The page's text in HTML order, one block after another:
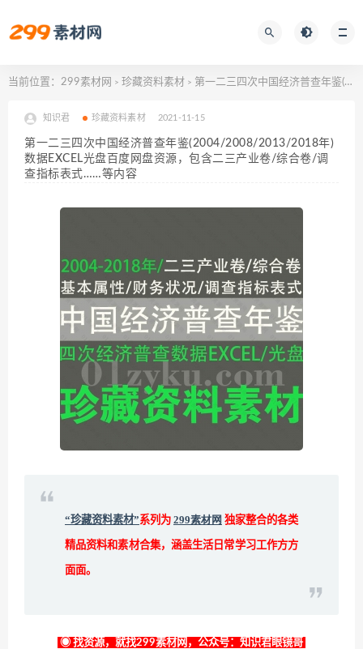
当前位置： 299素材网 > 珍藏资料素材 > 第一二三四次中国经济普查年鉴(2004/2008/2013/2018年)数据EXCEL光盘百度网盘资源，包含二三产业卷/综合卷/调查指标表式……等内容
知识君 珍藏资料素材 2021-11-15
第一二三四次中国经济普查年鉴(2004/2008/2013/2018年)
数据EXCEL光盘百度网盘资源，包含二三产业卷/综合卷/调
查指标表式……等内容
“珍藏资料素材”系列为 299素材网 独家整合的各类
精品资料和素材合集，涵盖生活日常学习工作方方
面面。
◉ 找资源，就找299素材网，公众号：知识君眼镜哥